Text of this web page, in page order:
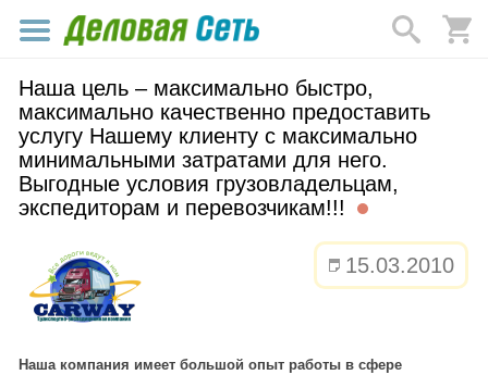
Наша цель – максимально быстро,
максимально качественно предоставить
услугу Нашему клиенту с максимально
минимальными затратами для него.
Выгодные условия грузовладельцам,
экспедиторам и перевозчикам!!!
15.03.2010
Наша компания имеет большой опыт работы в сфере